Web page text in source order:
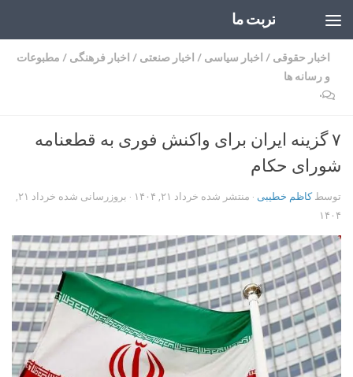
تربت ما
اخبار حقوقی / اخبار سیاسی / اخبار صنعتی / اخبار فرهنگی / مطبوعات
و رسانه ها
۰
۷ گزینه ایران برای واکنش فوری به قطعنامه
شورای حکام
توسطکاظم خطیبی · منتشر شده خرداد ۲۱, ۱۴۰۴ · بروزرسانی شده
خرداد ۲۱,
۱۴۰۴